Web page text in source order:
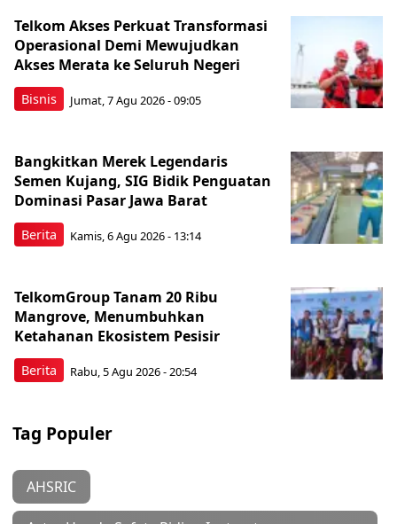
Bisnis
Telkom Akses Perkuat Transformasi
Operasional Demi Mewujudkan
Akses Merata ke Seluruh Negeri
Jumat, 7 Agu 2026 - 09:05
Berita
Bangkitkan Merek Legendaris
Semen Kujang, SIG Bidik Penguatan
Dominasi Pasar Jawa Barat
Kamis, 6 Agu 2026 - 13:14
Berita
TelkomGroup Tanam 20 Ribu
Mangrove, Menumbuhkan
Ketahanan Ekosistem Pesisir
Rabu, 5 Agu 2026 - 20:54
Tag Populer
AHSRIC